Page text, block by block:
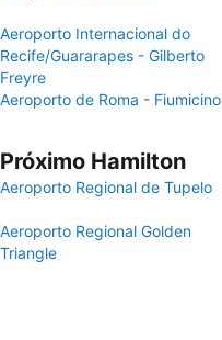
Aeroporto Internacional do
Recife/Guararapes - Gilberto
Freyre
Aeroporto de Roma - Fiumicino
Próximo Hamilton
Aeroporto Regional de Tupelo
Aeroporto Regional Golden
Triangle